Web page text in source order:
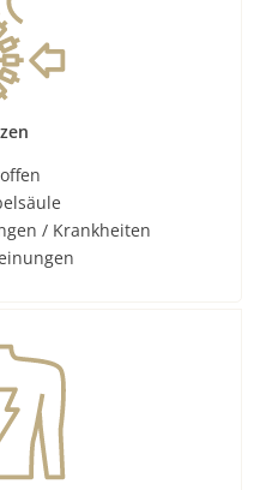
/ Krankheiten